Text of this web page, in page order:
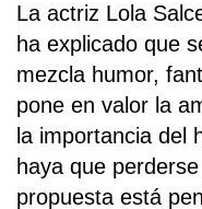
La actriz Lola
ha explicado que
mezcla humor,
pone en valor la
la importancia del
haya que
propuesta está